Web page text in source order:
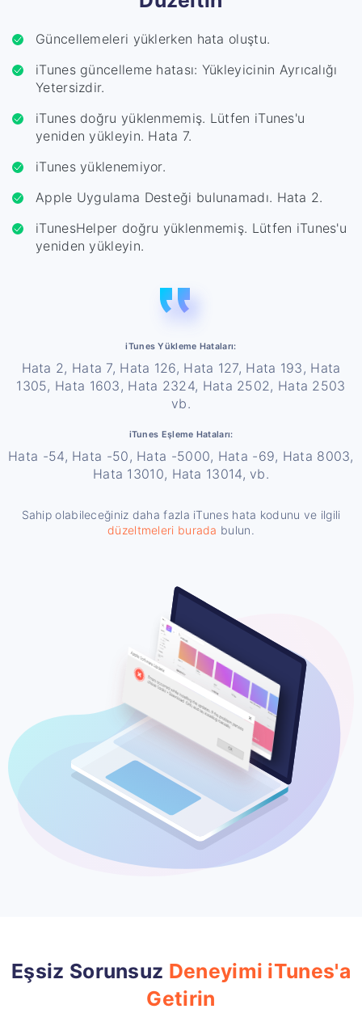
Güncellemeleri yüklerken hata oluştu.
iTunes güncelleme hatası: Yükleyicinin Ayrıcalığı
Yetersizdir.
iTunes doğru yüklenmemiş. Lütfen iTunes'u
yeniden yükleyin. Hata 7.
iTunes yüklenemiyor.
Apple Uygulama Desteği bulunamadı. Hata 2.
iTunesHelper doğru yüklenmemiş. Lütfen iTunes'u
yeniden yükleyin.
iTunes Yükleme Hataları:
Hata 2, Hata 7, Hata 126, Hata 127, Hata 193, Hata
1305, Hata 1603, Hata 2324, Hata 2502, Hata 2503
vb.
iTunes Eşleme Hataları:
Hata -54, Hata -50, Hata -5000, Hata -69, Hata 8003,
Hata 13010, Hata 13014, vb.
Sahip olabileceğiniz daha fazla iTunes hata kodunu ve ilgili
düzeltmeleri burada bulun.
Eşsiz Sorunsuz Deneyimi iTunes'a
Getirin